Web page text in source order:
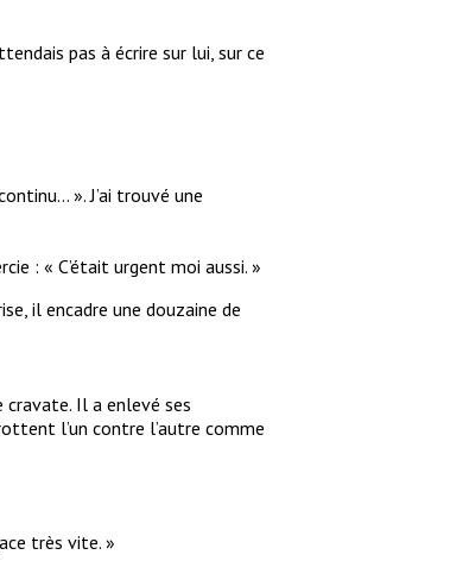
pas à écrire sur lui, sur ce
». J’ai trouvé une
: « C’était urgent moi aussi. »
il encadre une douzaine de
cravate. Il a enlevé ses
l’un contre l’autre comme
très vite. »